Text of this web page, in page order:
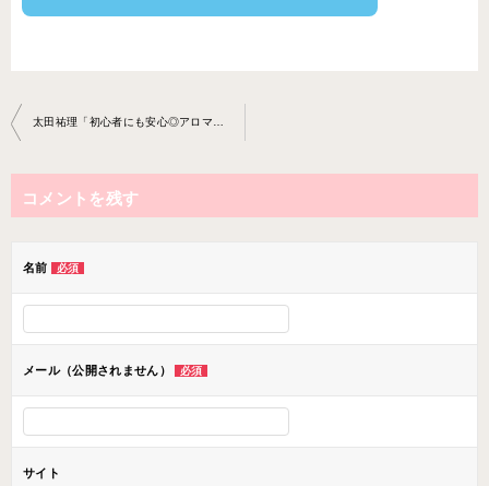
投
稿
ナ
ビ
ョ
ン
コメントを残す
名前 必須
メール（公開されません） 必須
サイト